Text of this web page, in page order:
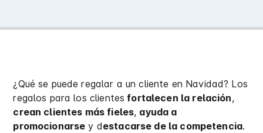
¿Qué se puede regalar a un cliente en Navidad? Los
regalos para los clientes fortalecen la relación,
crean clientes más fieles, ayuda a
promocionarse y destacarse de la competencia.